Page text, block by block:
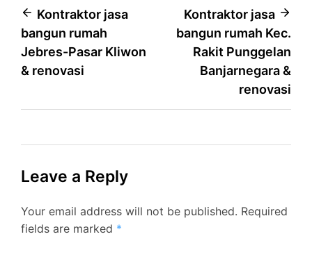
Post
navigation
Kontraktor jasa
bangun rumah
Jebres-Pasar Kliwon
& renovasi
Kontraktor jasa
bangun rumah Kec.
Rakit Punggelan
Banjarnegara &
renovasi
Leave a Reply
Your email address will not be published. Required
fields are marked *